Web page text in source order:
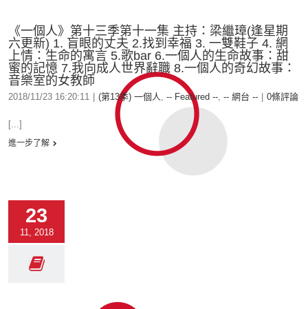
《一個人》第十三季第十一集 主持：梁繼璋(逢星期
六更新) 1. 盲眼的丈夫 2.找到幸福 3. 一雙鞋子 4. 網
上情：生命的寓言 5.歌bar 6.一個人的生命故事：甜
蜜的記憶 7.我向成人世界辭職 8.一個人的奇幻故事：
音樂室的女教師
2018/11/23 16:20:11 (第13季) 一個人, -- Featured --, -- 網台 -- 0條評論
[...]
進一步了解
23
11, 2018